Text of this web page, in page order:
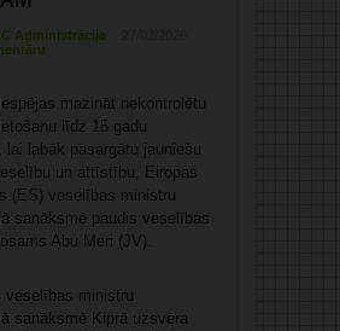
Administrācija
mazināt nekontrolētu
līdz 15 gadu
lai labāk pasargātu jauniešu
un attīstību, Eiropas
(ES) veselības ministru
sanāksmē paudis veselības
Abu Meri (JV).
veselības ministru
sanāksmē Kiprā uzsvēra